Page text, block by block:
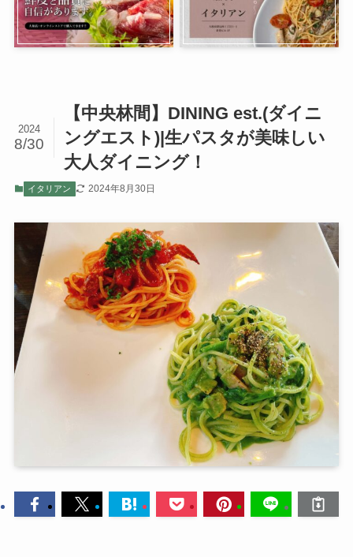
【中央林間】DINING est.(ダイニ
ングエスト)|生パスタが美味しい
大人ダイニング！
2024
8/30
イタリアン 2024年8月30日